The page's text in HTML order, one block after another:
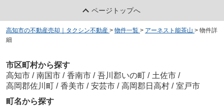
売地 高知市相模町 ＠47.86
1,200万円 / 82.90㎡
ページトップへ
高知市の不動産売却｜タクシン不動産 > 物件一覧 > アーネスト能茶山 > 物件詳
細
市区町村から探す
高知市 / 南国市 / 香南市 / 吾川郡いの町 / 土佐市 /
高岡郡佐川町 / 香美市 / 安芸市 / 高岡郡日高村 / 室戸市
町名から探す